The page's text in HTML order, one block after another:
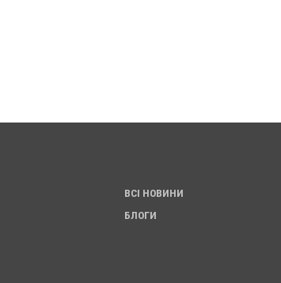
ВСІ НОВИНИ
БЛОГИ